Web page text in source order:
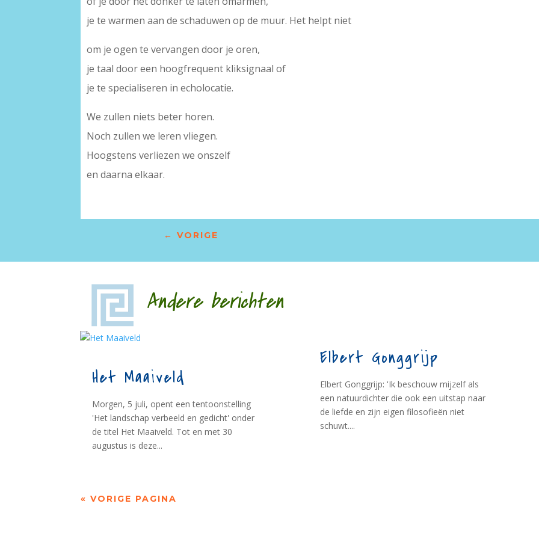
je te warmen aan de schaduwen op de muur. Het helpt niet
om je ogen te vervangen door je oren,
je taal door een hoogfrequent kliksignaal of
je te specialiseren in echolocatie.
We zullen niets beter horen.
Noch zullen we leren vliegen.
Hoogstens verliezen we onszelf
en daarna elkaar.
← VORIGE
Andere berichten
Het Maaiveld
Morgen, 5 juli, opent een tentoonstelling
'Het landschap verbeeld en gedicht' onder
de titel Het Maaiveld. Tot en met 30
augustus is deze...
Elbert Gonggrijp
Elbert Gonggrijp: 'Ik beschouw mijzelf als
een natuurdichter die ook een uitstap naar
de liefde en zijn eigen filosofieën niet
schuwt....
« VORIGE PAGINA